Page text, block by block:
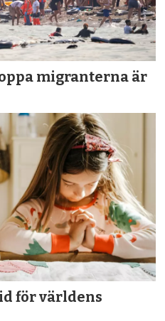
migranterna är
för världens